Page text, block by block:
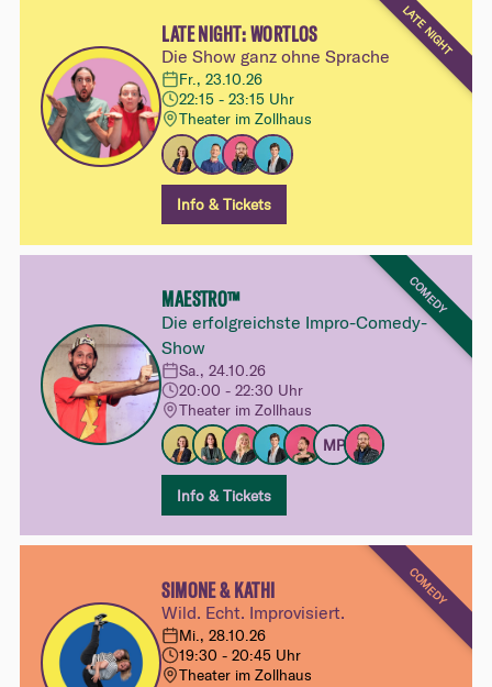
LATE NIGHT
LATE NIGHT: WORTLOS
Die Show ganz ohne Sprache
Fr., 23.10.26
22:15 - 23:15 Uhr
Theater im Zollhaus
Info & Tickets
COMEDY
MAESTRO™
Die erfolgreichste Impro-Comedy-
Show
Sa., 24.10.26
20:00 - 22:30 Uhr
Theater im Zollhaus
MP
Info & Tickets
COMEDY
SIMONE & KATHI
Wild. Echt. Improvisiert.
Mi., 28.10.26
19:30 - 20:45 Uhr
Theater im Zollhaus